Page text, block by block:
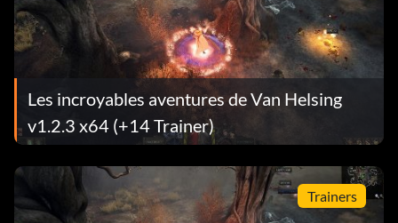
Les incroyables aventures de Van Helsing
v1.2.3 x64 (+14 Trainer)
Trainers